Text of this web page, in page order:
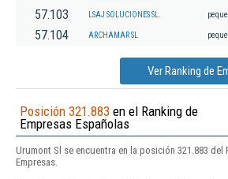
57.103 LSAJ SOLUCIONES SL.
57.104 ARCHAMAR SL
Ver Ranking de
Posición 321.883 en el Ranking de
Empresas Españolas
Urumont Sl se encuentra en la posición 321.883 del
Empresas.